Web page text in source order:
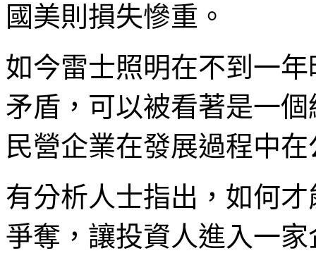
國美則損失慘重。
如今雷士照明在不到一
矛盾，可以被看著是一
民營企業在發展過程中
有分析人士指出，如何
爭奪，讓投資人進入一